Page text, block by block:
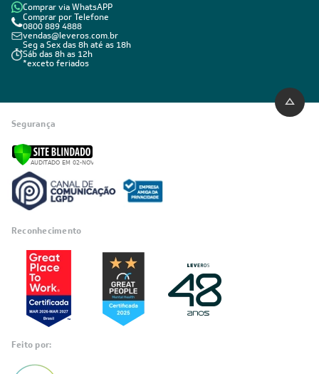
Comprar via WhatsAPP
Comprar por Telefone
0800 889 4888
vendas@leveros.com.br
Seg a Sex das 8h até as 18h
Sáb das 8h as 12h
*exceto feriados
Segurança
Reconhecimento
Feito por: